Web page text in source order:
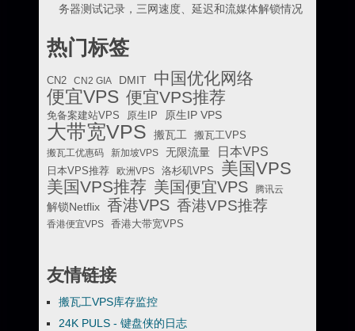
务器测试记录，三网速度、延迟和流媒体解锁情况
热门标签
CN2 CN2 GIA DMIT 中国优化网络
便宜VPS 便宜VPS推荐
免备案建站VPS 原生IP 原生IP VPS
大带宽VPS 搬瓦工
搬瓦工VPS
搬瓦工优惠码
新加坡VPS 无限流量 日本VPS
日本VPS推荐 欧洲VPS 洛杉矶VPS 美国VPS
美国VPS推荐 美国便宜VPS 腾讯云
解锁Netflix 香港VPS 香港VPS推荐
香港便宜VPS 香港大带宽VPS
友情链接
搬瓦工VPS库存监控
24K PULS - 键盘侠的日志